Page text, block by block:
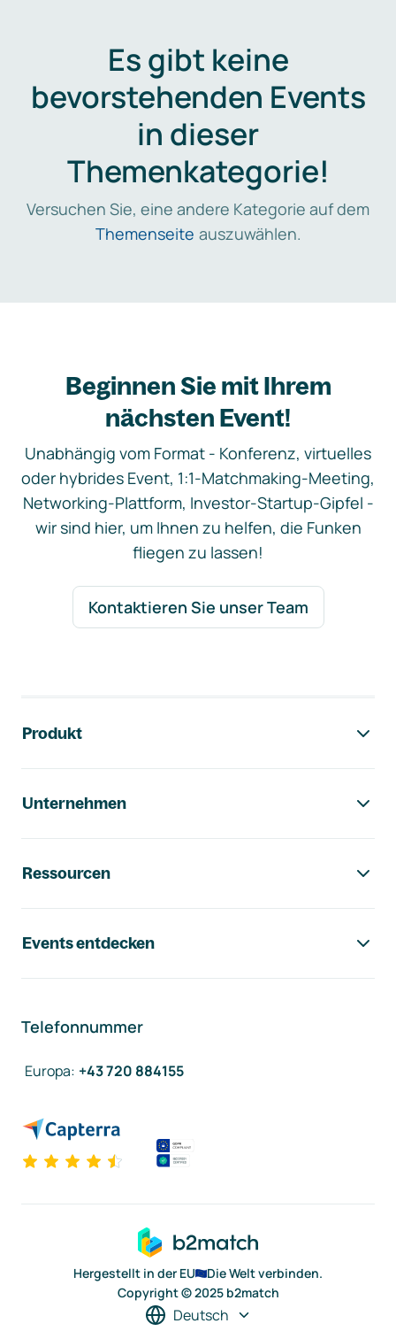
Es gibt keine
bevorstehenden Events
in dieser
Themenkategorie!
Versuchen Sie, eine andere Kategorie auf dem
Themenseite auszuwählen.
Beginnen Sie mit Ihrem
nächsten Event!
Unabhängig vom Format - Konferenz, virtuelles
oder hybrides Event, 1:1-Matchmaking-Meeting,
Networking-Plattform, Investor-Startup-Gipfel -
wir sind hier, um Ihnen zu helfen, die Funken
fliegen zu lassen!
Kontaktieren Sie unser Team
Produkt
Unternehmen
Ressourcen
Events entdecken
Telefonnummer
Europa: +43 720 884155
Hergestellt in der EU
Die Welt verbinden.
Copyright © 2025 b2match
Deutsch